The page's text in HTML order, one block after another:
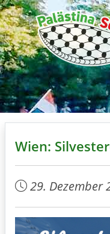
Wien:
29. Dezember